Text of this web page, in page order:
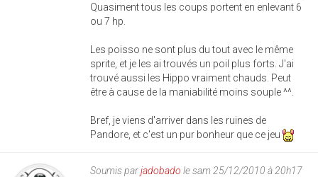
Quasiment tous les coups portent en enlevant 6
ou 7 hp.
Les poisso ne sont plus du tout avec le même
sprite, et je les ai trouvés un poil plus forts. J'ai
trouvé aussi les Hippo vraiment chauds. Peut
être à cause de la maniabilité moins souple ^^.
Bref, je viens d'arriver dans les ruines de
Pandore, et c'est un pur bonheur que ce jeu
Soumis parjadobado le sam 25/12/2010 à 20h17